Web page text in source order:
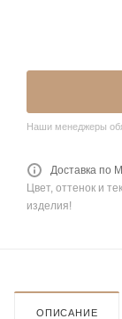
Наши менеджеры
Доставка по
Цвет, оттенок и
изделия!
ОПИСАНИЕ